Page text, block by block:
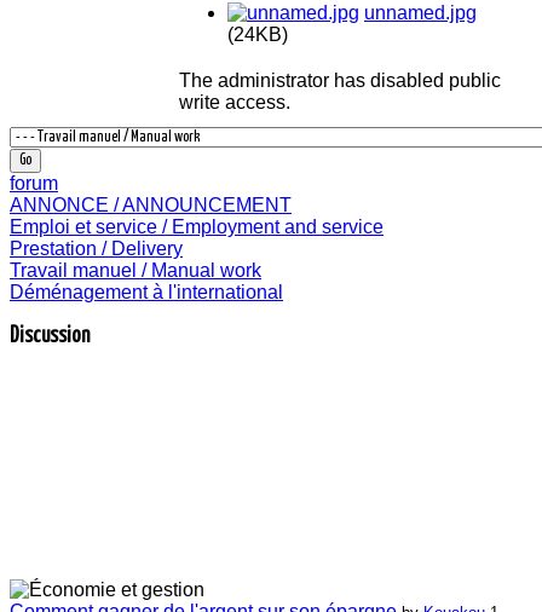
unnamed.jpg
(24KB)
The administrator has disabled public
write access.
forum
ANNONCE / ANNOUNCEMENT
Emploi et service / Employment and service
Prestation / Delivery
Travail manuel / Manual work
Déménagement à l'international
Discussion